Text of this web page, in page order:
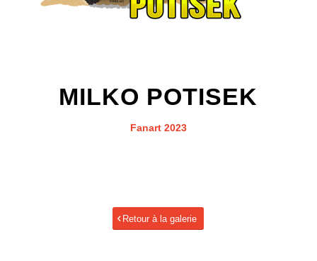
MILKO POTISEK
Fanart 2023
Retour à la galerie